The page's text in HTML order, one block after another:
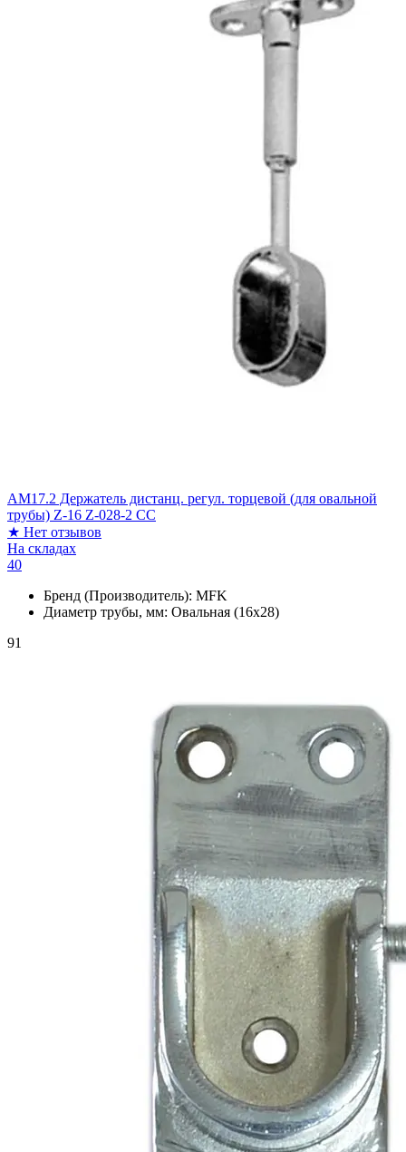
АМ17.2 Держатель дистанц. регул. торцевой (для овальной
трубы) Z-16 Z-028-2 СС
★ Нет отзывов
На складах
40
Бренд (Производитель): MFK
Диаметр трубы, мм: Овальная (16х28)
91